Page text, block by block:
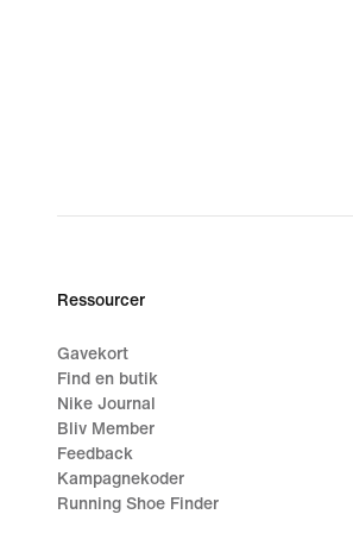
Ressourcer
Gavekort
Find en butik
Nike Journal
Bliv Member
Feedback
Kampagnekoder
Running Shoe Finder